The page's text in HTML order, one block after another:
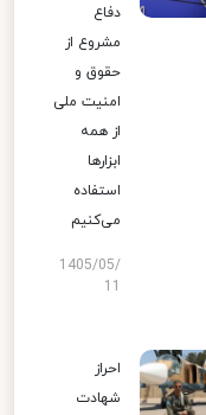
دفاع
مشروع از
حقوق و
امنیت ملی
از همه
ابزارها
استفاده
می‌کنیم
1405/05/
احراز
شهادت